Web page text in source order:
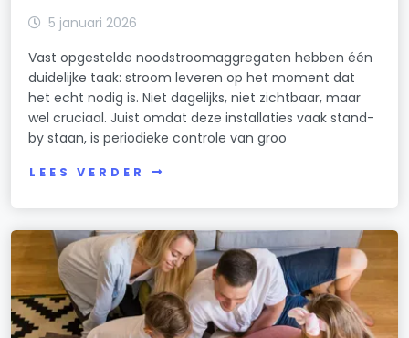
5 januari 2026
Vast opgestelde noodstroomaggregaten hebben één
duidelijke taak: stroom leveren op het moment dat
het echt nodig is. Niet dagelijks, niet zichtbaar, maar
wel cruciaal. Juist omdat deze installaties vaak stand-
by staan, is periodieke controle van groo
LEES VERDER